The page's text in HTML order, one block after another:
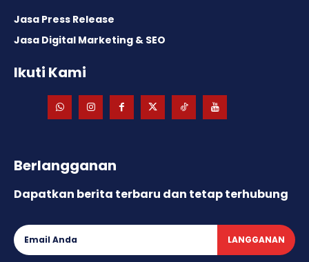
Jasa Press Release
Jasa Digital Marketing & SEO
Ikuti Kami
Berlangganan
Dapatkan berita terbaru dan tetap terhubung
LANGGANAN